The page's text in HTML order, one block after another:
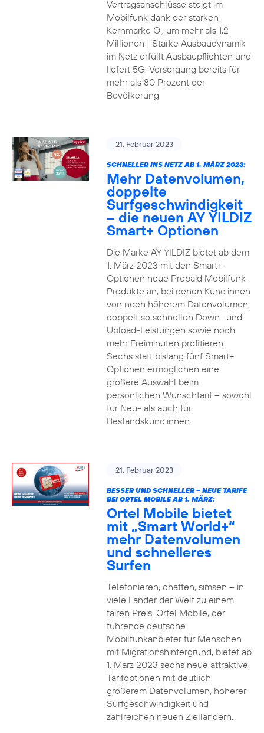
Vertragsanschlüsse steigt im
Mobilfunk dank der starken
Kernmarke O2um mehr als 1,2
Millionen | Starke Ausbaudynamik
im Netz erfüllt Ausbaupflichten und
liefert 5G-Versorgung bereits für
mehr als 80 Prozent der
Bevölkerung
21. Februar 2023
SCHNELLER INS NETZ AB 1. MÄRZ 2023:
Mehr Datenvolumen,
doppelte
Surfgeschwindigkeit
– die neuen AY YILDIZ
Smart+ Optionen
Die Marke AY YILDIZ bietet ab dem
1. März 2023 mit den Smart+
Optionen neue Prepaid Mobilfunk-
Produkte an, bei denen Kund:innen
von noch höherem Datenvolumen,
doppelt so schnellen Down- und
Upload-Leistungen sowie noch
mehr Freiminuten profitieren.
Sechs statt bislang fünf Smart+
Optionen ermöglichen eine
größere Auswahl beim
persönlichen Wunschtarif – sowohl
für Neu- als auch für
Bestandskund:innen.
21. Februar 2023
BESSER UND SCHNELLER – NEUE TARIFE
BEI ORTEL MOBILE AB 1. MÄRZ:
Ortel Mobile bietet
mit „Smart World+“
mehr Datenvolumen
und schnelleres
Surfen
Telefonieren, chatten, simsen – in
viele Länder der Welt zu einem
fairen Preis. Ortel Mobile, der
führende deutsche
Mobilfunkanbieter für Menschen
mit Migrationshintergrund, bietet ab
1. März 2023 sechs neue attraktive
Tarifoptionen mit deutlich
größerem Datenvolumen, höherer
Surfgeschwindigkeit und
zahlreichen neuen Zielländern.